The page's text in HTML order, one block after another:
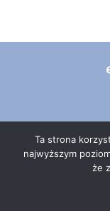
Ta strona
najwyższym
że